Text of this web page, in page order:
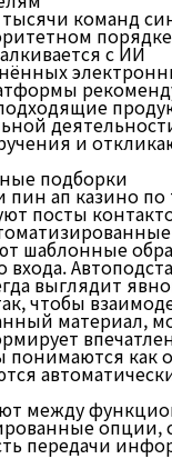
команд
с ИИ
и
подборки
ап казино
посты
шаблонные
выглядит
чтобы
материал,
как
между
передачи